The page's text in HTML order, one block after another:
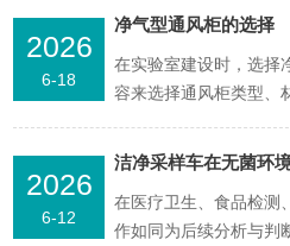
犹如工业气源品质监测
依据。压缩空气采集器
采集样本的...
2026
6-18
净气型通风柜的选择
在实验室建设时，选择
容来选择通风柜类型、
时，要充分考虑其控制
需的通风量从而确定通
氯酸等实...
2026
6-12
洁净采样车在无菌环
在医疗卫生、食品检测
作如同为后续分析与判